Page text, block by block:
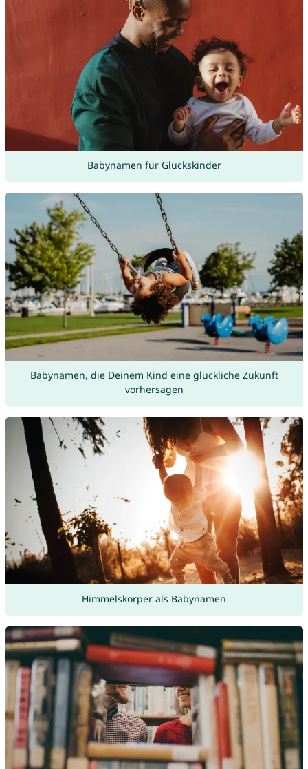
Babynamen für Glückskinder
Babynamen, die Deinem Kind eine glückliche Zukunft
vorhersagen
Himmelskörper als Babynamen